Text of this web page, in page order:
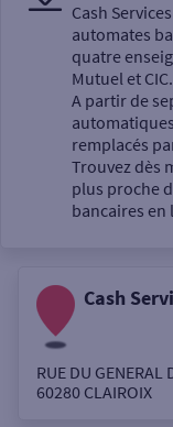
Un service
Cash
automates
quatre
Mutuel et CIC.
A partir de
remplacés
Trouvez dès
plus proche
bancaires en
Cash
RUE DU GENERAL
60280 CLAIROIX